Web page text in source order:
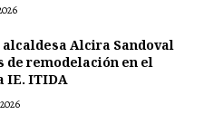
alcaldesa Alcira Sandoval
de remodelación en el
IE. ITIDA